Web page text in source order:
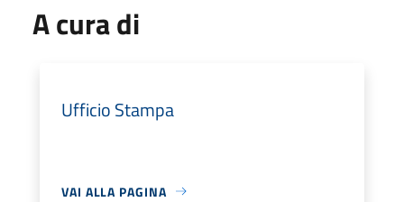
A cura di
Ufficio Stampa
VAI ALLA PAGINA